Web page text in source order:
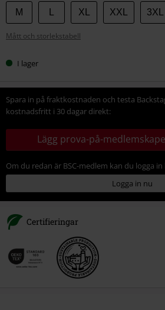
Välj
din
storlek
M XL XXL 3XL
Mått och storlekstabell
I lager
Spara in på fraktkostnaden och testa
kostnadsfritt i 30 dagar direkt:
Lägg prova-på-
Om du redan är BSC-medlem kan du logga in
Logga in nu
Certifieringar